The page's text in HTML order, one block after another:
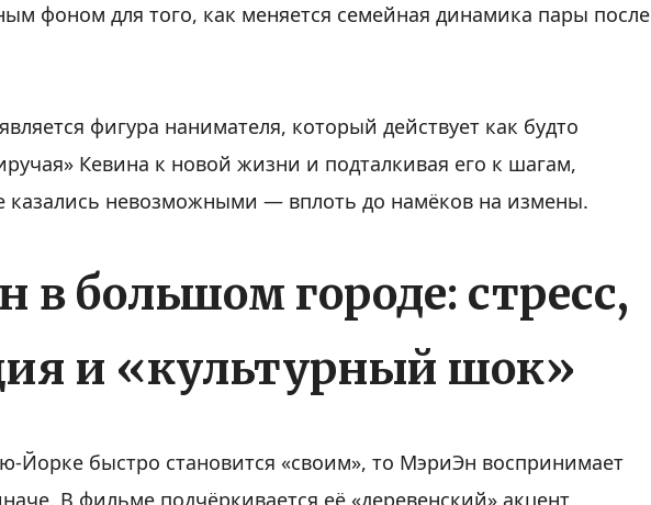
фоном для того, как меняется семейная динамика пары после
фигура нанимателя, который действует как будто
Кевина к новой жизни и подталкивая его к шагам,
казались невозможными — вплоть до намёков на измены.
в большом городе: стресс,
и «культурный шок»
Йорке быстро становится «своим», то МэриЭн воспринимает
В фильме подчёркивается её «деревенский» акцент